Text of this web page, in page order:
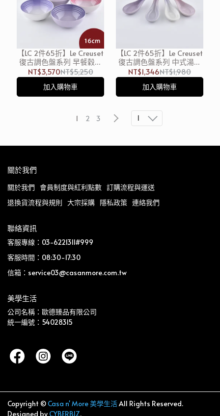
【LC 2件65折】Le Creuset
復古調色盤系列 早餐穀片
碗組 16cm 4入 藍鈴紫/卡
特蘭/淡粉紫/綻放粉 餐碗
麥片碗 沙拉碗
NT$3,570NT$5,250
加入購物車
【LC 2件65折】Le Creuset
復古調色盤系列 中式湯匙
4入 藍鈴紫/卡特蘭/淡粉
紫/綻放粉
NT$1,346NT$1,980
加入購物車
1 2 3 1
關於我們
關於我們 會員制度與紅利點數 訂購流程與運送
退換貨流程與規則 大宗採購 隱私政策 連絡我們
聯絡資訊
客服專線：03-6221311#999
客服時間：08:30-17:30
信箱：service03@casanmore.com.tw
美學生活
公司名稱：歐德臻品有限公司
統一編號：54028315
Copyright © Casa n' More 美學生活All Rights Reserved.
Designed by CYBERBIZ.